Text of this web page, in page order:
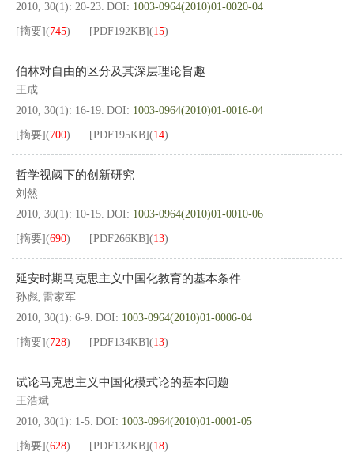
2010, 30(1): 20-23. DOI: 1003-0964(2010)01-0020-04
[摘要](745) [PDF192KB](15)
伯林对自由的区分及其深层理论旨趣
王成
2010, 30(1): 16-19. DOI: 1003-0964(2010)01-0016-04
[摘要](700) [PDF195KB](14)
哲学视阈下的创新研究
刘然
2010, 30(1): 10-15. DOI: 1003-0964(2010)01-0010-06
[摘要](690) [PDF266KB](13)
延安时期马克思主义中国化教育的基本条件
孙彪, 雷家军
2010, 30(1): 6-9. DOI: 1003-0964(2010)01-0006-04
[摘要](728) [PDF134KB](13)
试论马克思主义中国化模式论的基本问题
王浩斌
2010, 30(1): 1-5. DOI: 1003-0964(2010)01-0001-05
[摘要](628) [PDF132KB](18)